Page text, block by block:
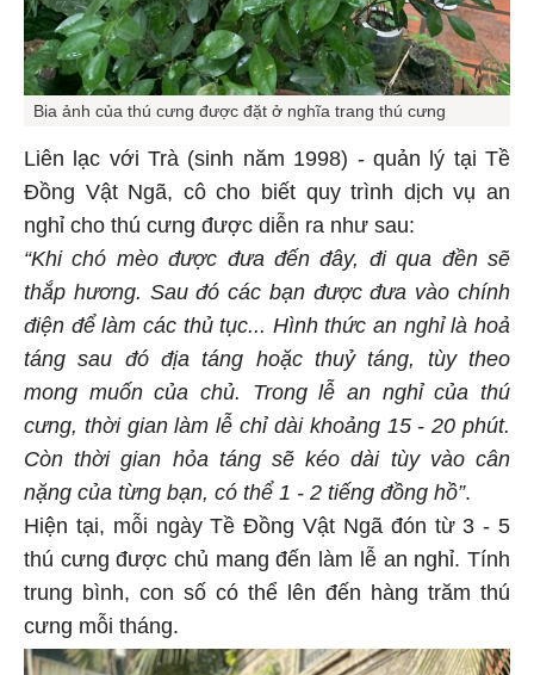
Bia ảnh của thú cưng được đặt ở nghĩa trang thú cưng
Liên lạc với Trà (sinh năm 1998) - quản lý tại Tề
Đồng Vật Ngã, cô cho biết quy trình dịch vụ an
nghỉ cho thú cưng được diễn ra như sau:
“Khi chó mèo được đưa đến đây, đi qua đền sẽ
thắp hương. Sau đó các bạn được đưa vào chính
điện để làm các thủ tục... Hình thức an nghỉ là hoả
táng sau đó địa táng hoặc thuỷ táng, tùy theo
mong muốn của chủ. Trong lễ an nghỉ của thú
cưng, thời gian làm lễ chỉ dài khoảng 15 - 20 phút.
Còn thời gian hỏa táng sẽ kéo dài tùy vào cân
nặng của từng bạn, có thể 1 - 2 tiếng đồng hồ”.
Hiện tại, mỗi ngày Tề Đồng Vật Ngã đón từ 3 - 5
thú cưng được chủ mang đến làm lễ an nghỉ. Tính
trung bình, con số có thể lên đến hàng trăm thú
cưng mỗi tháng.